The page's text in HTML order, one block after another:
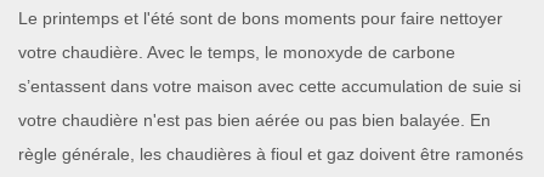
Le printemps et l'été sont de bons moments pour faire nettoyer
votre chaudière. Avec le temps, le monoxyde de carbone
s’entassent dans votre maison avec cette accumulation de suie si
votre chaudière n'est pas bien aérée ou pas bien balayée. En
règle générale, les chaudières à fioul et gaz doivent être ramonés